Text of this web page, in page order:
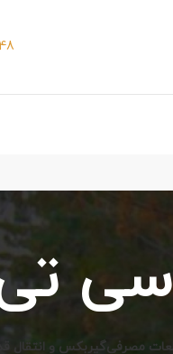
مصرفیگیربکس و انتقال